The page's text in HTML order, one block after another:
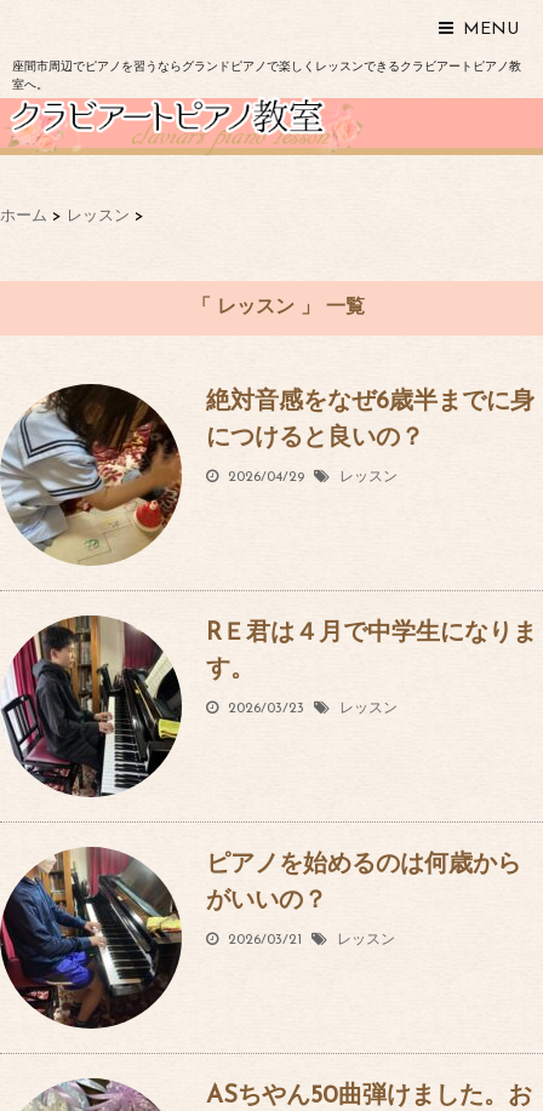
MENU
座間市周辺でピアノを習うならグランドピアノで楽しくレッスンできるクラビアートピアノ教
室へ。
ホーム > レッスン >
「 レッスン 」 一覧
絶対音感をなぜ6歳半までに身
につけると良いの？
2026/04/29 レッスン
RＥ君は４月で中学生になりま
す。
2026/03/23 レッスン
ピアノを始めるのは何歳から
がいいの？
2026/03/21 レッスン
ASちやん50曲弾けました。お